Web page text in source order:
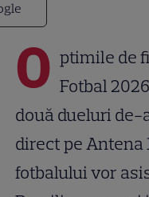
O ptimile de
Fotbal
două dueluri de-
direct pe Antena
fotbalului vor